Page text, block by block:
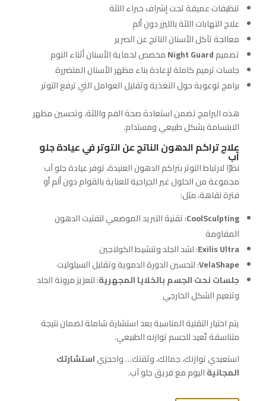
تنظيفات عميقة تحت إشراف خبراء اللثة
علاج التهابات اللثة بالليزر دون ألم
معالجة تآكل الأسنان الناتج عن الصرير
تصميمNight Guardمخصص لحماية الأسنان أثناء النوم
جلسات ترميم كاملة لإعادة بناء مظهر الأسنان المتضررة
برامج توعوية حول التغذية وتقليل العوامل التي ترفع التوتر
هذه البرامج تضمن استعادة صحة الفم واللثة، وتحسين مظهر
الابتسامة بشكل طبيعي ومستدام.
علاج تراكم الدهون الناتج عن التوتر في عيادة جلو
آب
نظرًا لارتباط التوتر بتراكم الدهون العنيدة، توفر عيادة جلو آب
مجموعة من الحلول غير الجراحية للعناية بالقوام دون ألم أو
فترة نقاهة، مثل:
CoolSculpting: تقنية التبريد الموضعي لتفتيت الدهون
المقاومة
Exilis Ultra: لشد الجلد وتنشيط الكولاجين
VelaShape: لتحسين الدورة الدموية وتقليل السيلوليت
جلسات نحت الجسم بالخلايا المجهرية: لتعزيز مرونة الجلد
وتنعيم الشكل الخارجي
يتم اختيار التقنية المناسبة بعد استشارة شاملة لضمان نتيجة
متناسقة تُعيد للجسم توازنه الطبيعي.
استعيدي توازنك، جمالك، وثقتك… واحجزياستشارتك
المجانيةاليوم مع فريق جلو آب.